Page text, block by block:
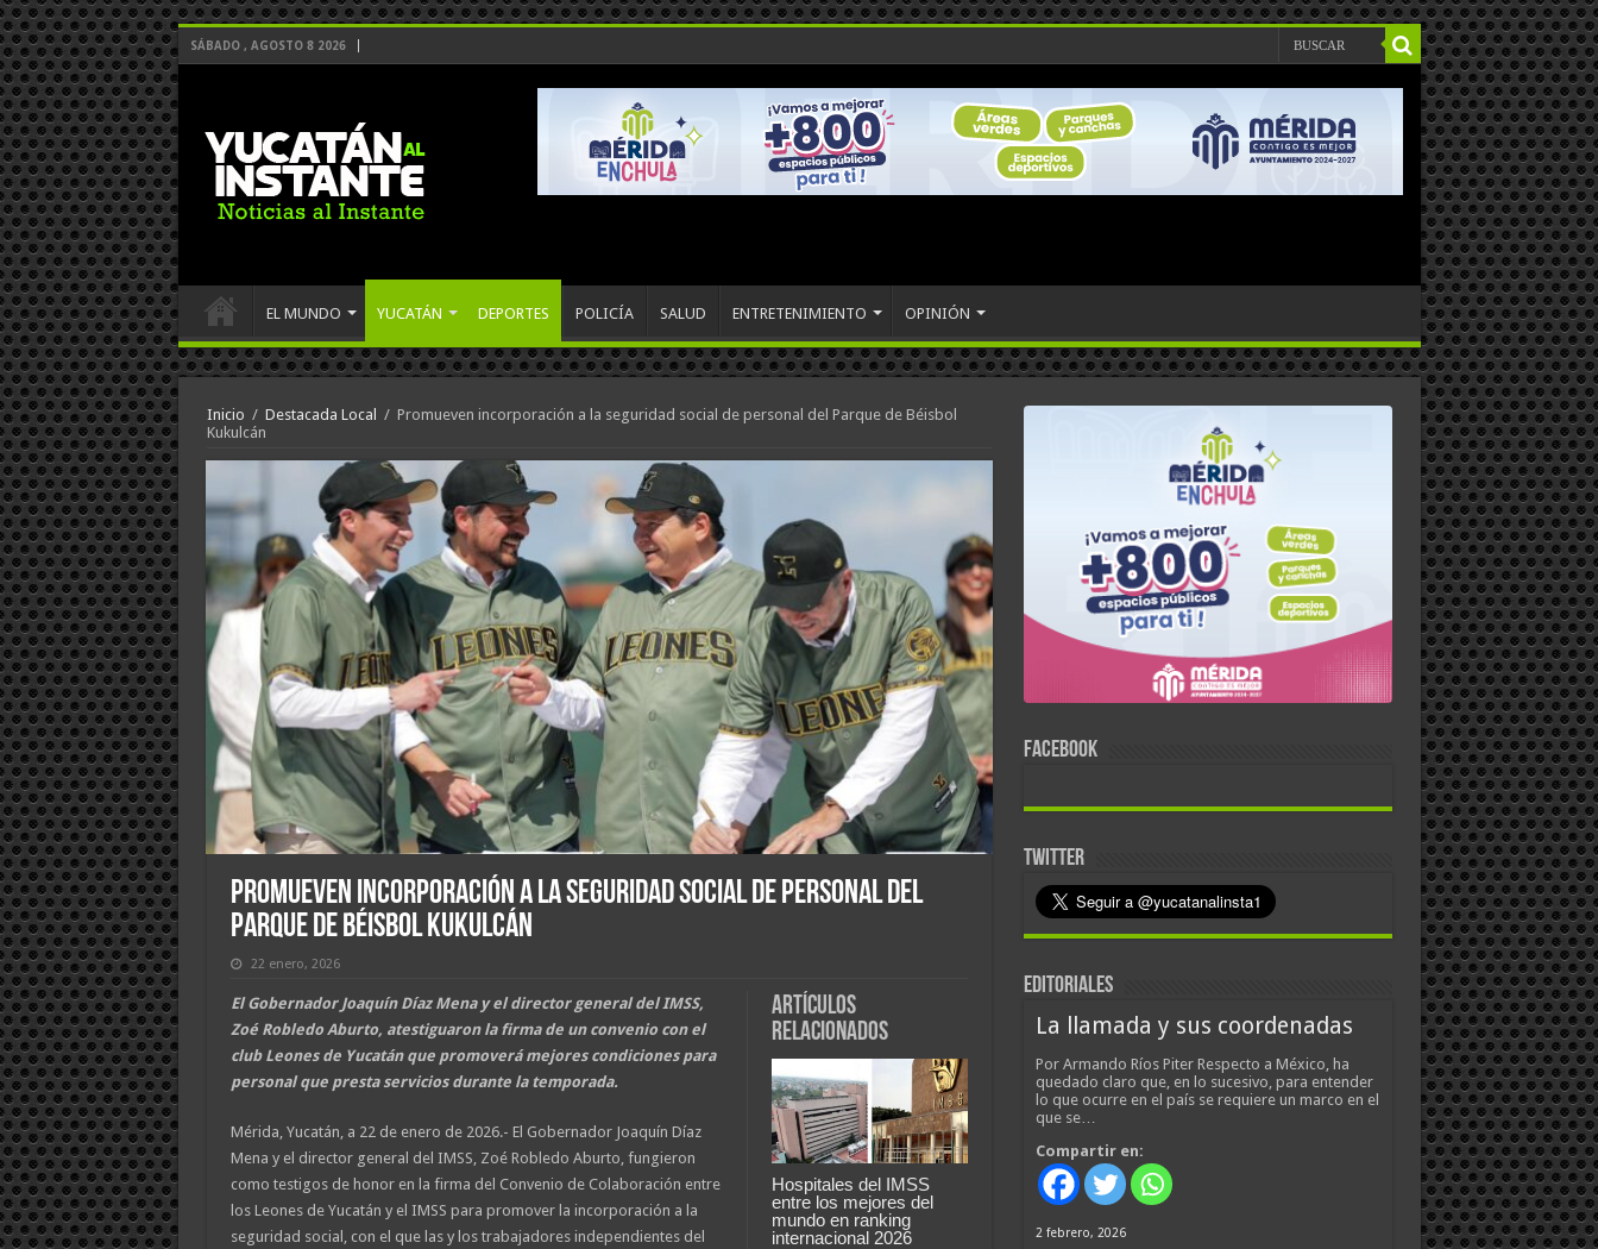
SÁBADO , AGOSTO 8 2026
EL MUNDO YUCATÁN DEPORTES POLICÍA SALUD ENTRETENIMIENTO OPINIÓN
Inicio / Destacada Local / Promueven incorporación a la seguridad social de personal del Parque de Béisbol
Kukulcán
Promueven incorporación a la seguridad social de personal del
Parque de Béisbol Kukulcán
22 enero, 2026
Artículos
relacionados
Hospitales del IMSS
entre los mejores del
mundo en ranking
internacional 2026
El Gobernador Joaquín Díaz Mena y el director general del IMSS,
Zoé Robledo Aburto, atestiguaron la firma de un convenio con el
club Leones de Yucatán que promoverá mejores condiciones para
personal que presta servicios durante la temporada.
Mérida, Yucatán, a 22 de enero de 2026.- El Gobernador Joaquín Díaz
Mena y el director general del IMSS, Zoé Robledo Aburto, fungieron
como testigos de honor en la firma del Convenio de Colaboración entre
los Leones de Yucatán y el IMSS para promover la incorporación a la
seguridad social, con el que las y los trabajadores independientes del
FACEBOOK
TWITTER
EDITORIALES
La llamada y sus coordenadas
Por Armando Ríos Piter Respecto a México, ha
quedado claro que, en lo sucesivo, para entender
lo que ocurre en el país se requiere un marco en el
que se…
Compartir en:
2 febrero, 2026